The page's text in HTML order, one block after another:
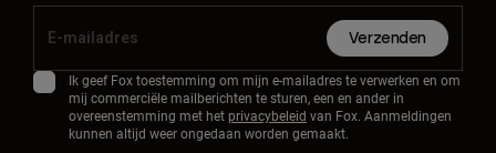
Verzenden
Ik geef Fox toestemming om mijn e-mailadres te verwerken en om
mij commerciële mailberichten te sturen, een en ander in
overeenstemming met het privacybeleid van Fox. Aanmeldingen
kunnen altijd weer ongedaan worden gemaakt.